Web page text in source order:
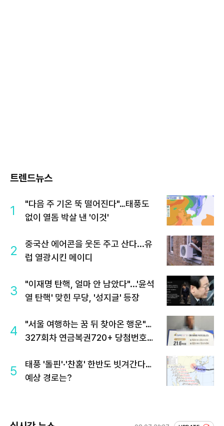
트렌드뉴스
1
"다음 주 기온 뚝 떨어진다"…태풍도
없이 열돔 박살 낸 '이것'
2
중국산 에어콘을 웃돈 주고 산다...유
럽 열광시킨 메이디
3
"이재명 탄핵, 얼마 안 남았다"...'윤석
열 탄핵' 맞힌 무당, '성지글' 등장
4
"서울 여행하는 꿈 뒤 찾아온 행운"…
327회차 연금복권720+ 당첨번호조
5
태풍 '돌핀'·'찬홈' 한반도 빗겨간다…
예상 경로는?